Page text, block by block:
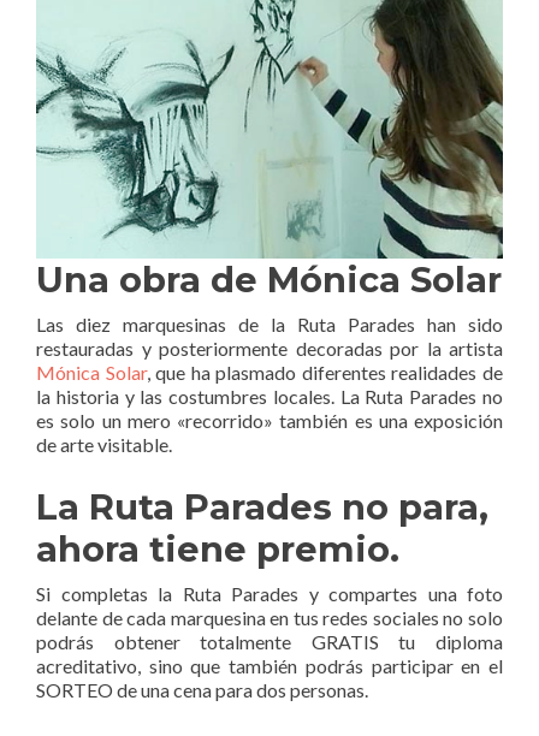
Una obra de Mónica Solar
Las diez marquesinas de la Ruta Parades han sido
restauradas y posteriormente decoradas por la artista
Mónica Solar, que ha plasmado diferentes realidades de
la historia y las costumbres locales. La Ruta Parades no
es solo un mero «recorrido» también es una exposición
de arte visitable.
La Ruta Parades no para,
ahora tiene premio.
Si completas la Ruta Parades y compartes una foto
delante de cada marquesina en tus redes sociales no solo
podrás obtener totalmente GRATIS tu diploma
acreditativo, sino que también podrás participar en el
SORTEO de una cena para dos personas.